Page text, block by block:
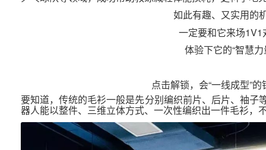
如此有趣、又实用的
一定要和它来场1V1
体验下它的“智慧力
点击解锁，会“一线成型”
要知道，传统的毛衫一般是先分别编织前片、后片、袖子
器人能以整件、三维立体方式、一次性编织出一件毛衫，